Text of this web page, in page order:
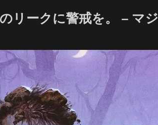
リークに警戒を。 – マジ